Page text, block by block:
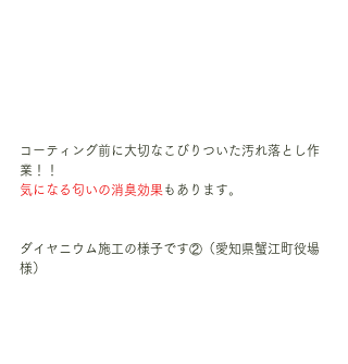
コーティング前に大切なこびりついた汚れ落とし作
業！！
気になる匂いの消臭効果 もあります。
ダイヤニウム施工の様子です②（愛知県蟹江町役場
様）